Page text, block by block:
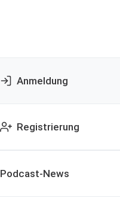
Anmeldung
Registrierung
Podcast-News